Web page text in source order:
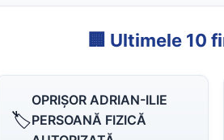
🏢 Ultimele 10
🏷️
OPRIŞOR ADRIAN-ILIE
PERSOANĂ FIZICĂ